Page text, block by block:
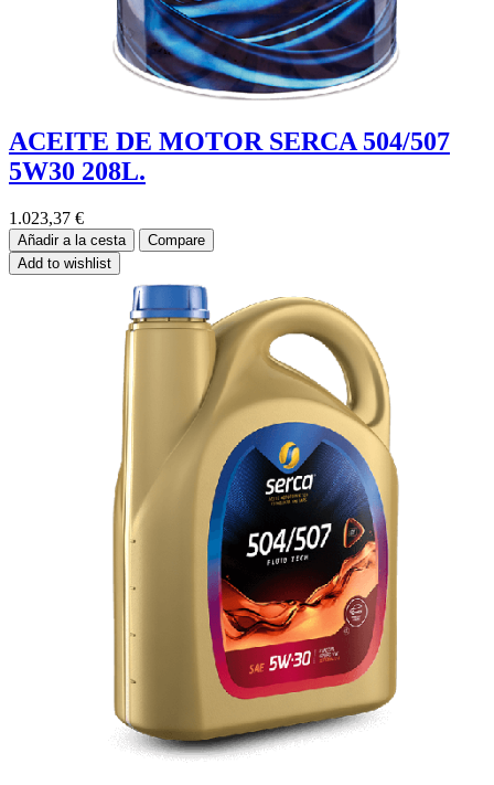
ACEITE DE MOTOR SERCA 504/507
5W30 208L.
1.023,37 €
Añadir a la cesta
Compare
Add to wishlist